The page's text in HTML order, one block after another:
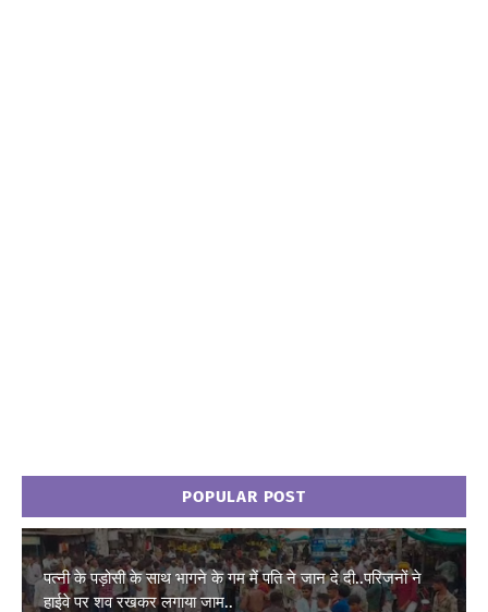
POPULAR POST
पत्नी के पड़ोसी के साथ भागने के गम में पति ने जान दे दी..परिजनों ने
हाईवे पर शव रखकर लगाया जाम..